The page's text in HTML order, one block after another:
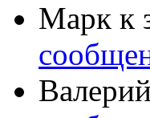
Марк к
Валерий